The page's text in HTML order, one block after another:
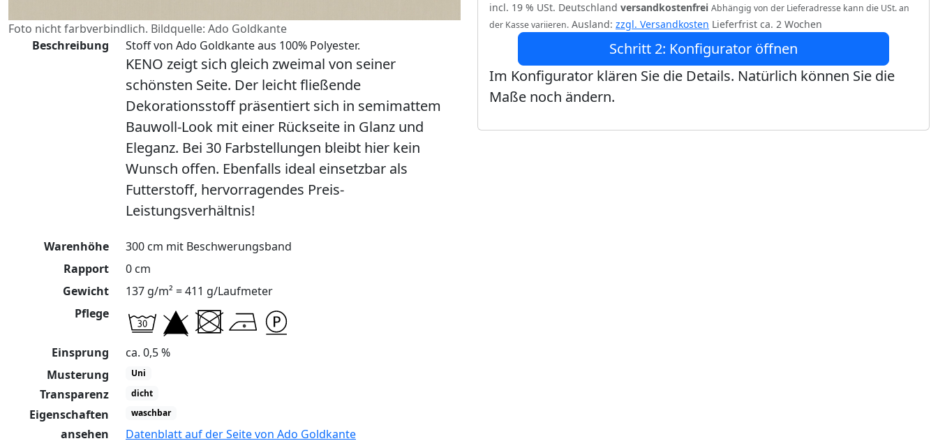
Foto nicht farbverbindlich. Bildquelle: Ado Goldkante
Beschreibung
Stoff von Ado Goldkante aus 100% Polyester.
KENO zeigt sich gleich zweimal von seiner
schönsten Seite. Der leicht fließende
Dekorationsstoff präsentiert sich in semimattem
Bauwoll-Look mit einer Rückseite in Glanz und
Eleganz. Bei 30 Farbstellungen bleibt hier kein
Wunsch offen. Ebenfalls ideal einsetzbar als
Futterstoff, hervorragendes Preis-
Leistungsverhältnis!
Warenhöhe
300 cm mit Beschwerungsband
Rapport
0 cm
Gewicht
137 g/m² = 411 g/Laufmeter
Pflege
Einsprung
ca. 0,5 %
Musterung
Uni
Transparenz dicht
Eigenschaften waschbar
ansehen
Datenblatt auf der Seite von Ado Goldkante
incl. 19 % USt. Deutschland versandkostenfrei Abhängig von der Lieferadresse kann die USt. an
der Kasse variieren. Ausland: zzgl. Versandkosten Lieferfrist ca. 2 Wochen
Schritt 2: Konfigurator öffnen
Im Konfigurator klären Sie die Details. Natürlich können Sie die
Maße noch ändern.